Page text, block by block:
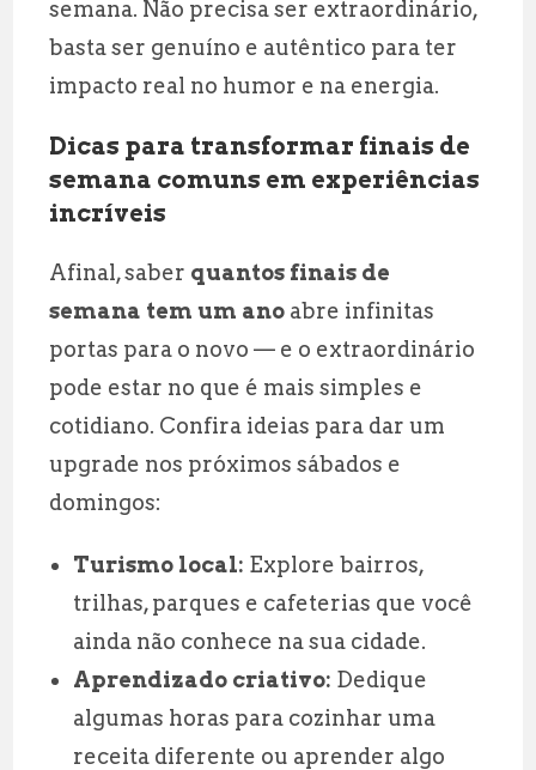
semana. Não precisa ser extraordinário,
basta ser genuíno e autêntico para ter
impacto real no humor e na energia.
Dicas para transformar finais de
semana comuns em experiências
incríveis
Afinal, saber quantos finais de
semana tem um ano abre infinitas
portas para o novo — e o extraordinário
pode estar no que é mais simples e
cotidiano. Confira ideias para dar um
upgrade nos próximos sábados e
domingos:
Turismo local: Explore bairros,
trilhas, parques e cafeterias que você
ainda não conhece na sua cidade.
Aprendizado criativo: Dedique
algumas horas para cozinhar uma
receita diferente ou aprender algo